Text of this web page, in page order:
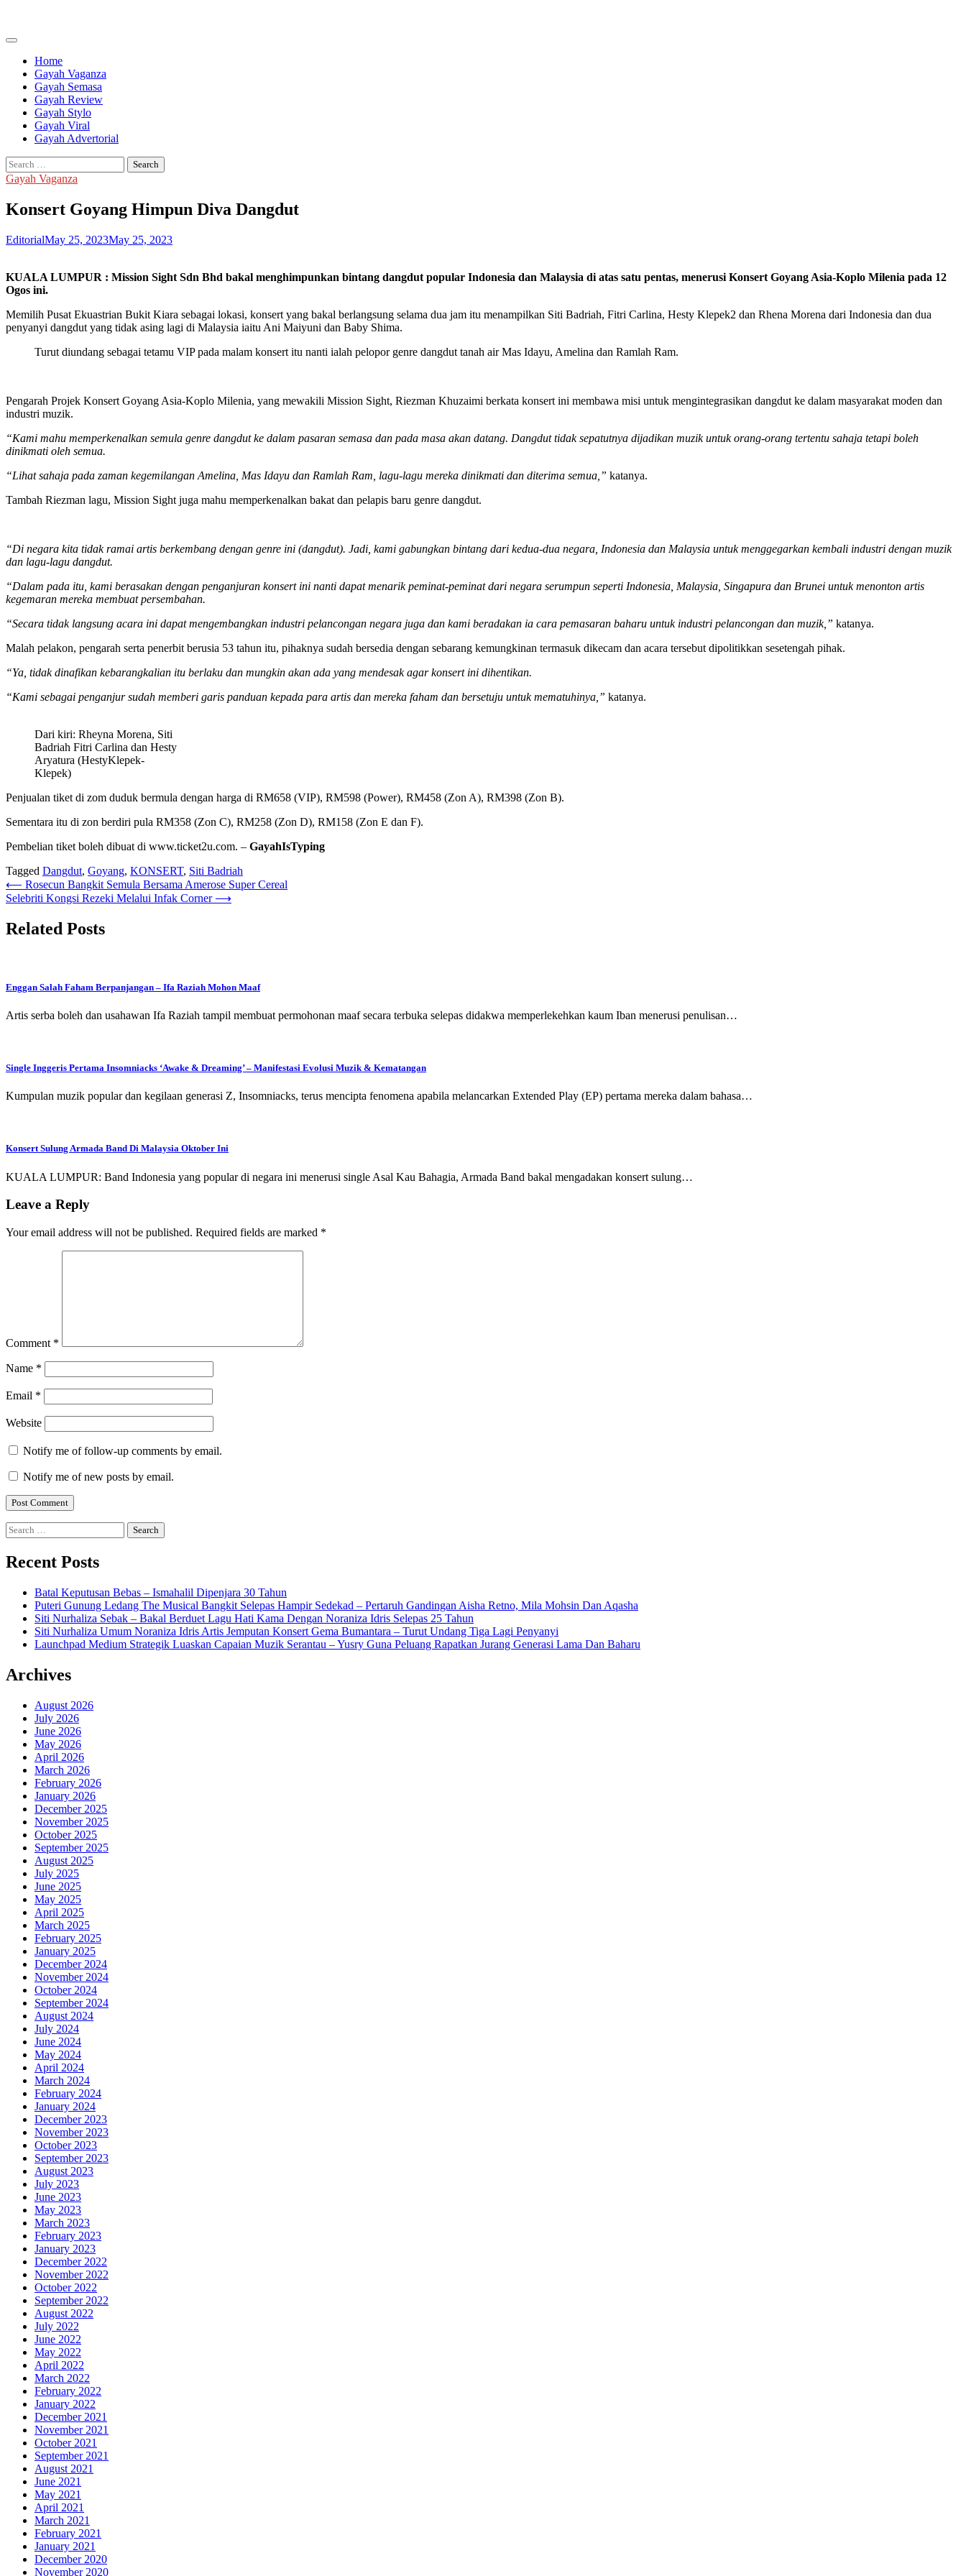
content
Home
Gayah Vaganza
Gayah Semasa
Gayah Review
Gayah Stylo
Gayah Viral
Gayah Advertorial
Search
for:
Gayah Vaganza
Konsert Goyang Himpun Diva Dangdut
EditorialMay 25, 2023May 25, 2023
KUALA LUMPUR : Mission Sight Sdn Bhd bakal menghimpunkan bintang dangdut popular Indonesia dan Malaysia di atas satu pentas, menerusi Konsert Goyang Asia-Koplo Milenia pada 12
Ogos ini.
Memilih Pusat Ekuastrian Bukit Kiara sebagai lokasi, konsert yang bakal berlangsung selama dua jam itu menampilkan Siti Badriah, Fitri Carlina, Hesty Klepek2 dan Rhena Morena dari Indonesia dan dua
penyanyi dangdut yang tidak asing lagi di Malaysia iaitu Ani Maiyuni dan Baby Shima.
Turut diundang sebagai tetamu VIP pada malam konsert itu nanti ialah pelopor genre dangdut tanah air Mas Idayu, Amelina dan Ramlah Ram.
Pengarah Projek Konsert Goyang Asia-Koplo Milenia, yang mewakili Mission Sight, Riezman Khuzaimi berkata konsert ini membawa misi untuk mengintegrasikan dangdut ke dalam masyarakat moden dan
industri muzik.
“Kami mahu memperkenalkan semula genre dangdut ke dalam pasaran semasa dan pada masa akan datang. Dangdut tidak sepatutnya dijadikan muzik untuk orang-orang tertentu sahaja tetapi boleh
dinikmati oleh semua.
“Lihat sahaja pada zaman kegemilangan Amelina, Mas Idayu dan Ramlah Ram, lagu-lagu mereka dinikmati dan diterima semua,” katanya.
Tambah Riezman lagu, Mission Sight juga mahu memperkenalkan bakat dan pelapis baru genre dangdut.
“Di negara kita tidak ramai artis berkembang dengan genre ini (dangdut). Jadi, kami gabungkan bintang dari kedua-dua negara, Indonesia dan Malaysia untuk menggegarkan kembali industri dengan muzik
dan lagu-lagu dangdut.
“Dalam pada itu, kami berasakan dengan penganjuran konsert ini nanti dapat menarik peminat-peminat dari negara serumpun seperti Indonesia, Malaysia, Singapura dan Brunei untuk menonton artis
kegemaran mereka membuat persembahan.
“Secara tidak langsung acara ini dapat mengembangkan industri pelancongan negara juga dan kami beradakan ia cara pemasaran baharu untuk industri pelancongan dan muzik,” katanya.
Malah pelakon, pengarah serta penerbit berusia 53 tahun itu, pihaknya sudah bersedia dengan sebarang kemungkinan termasuk dikecam dan acara tersebut dipolitikkan sesetengah pihak.
“Ya, tidak dinafikan kebarangkalian itu berlaku dan mungkin akan ada yang mendesak agar konsert ini dihentikan.
“Kami sebagai penganjur sudah memberi garis panduan kepada para artis dan mereka faham dan bersetuju untuk mematuhinya,” katanya.
Dari kiri: Rheyna Morena, Siti
Badriah Fitri Carlina dan Hesty
Aryatura (HestyKlepek-
Klepek)
Penjualan tiket di zom duduk bermula dengan harga di RM658 (VIP), RM598 (Power), RM458 (Zon A), RM398 (Zon B).
Sementara itu di zon berdiri pula RM358 (Zon C), RM258 (Zon D), RM158 (Zon E dan F).
Pembelian tiket boleh dibuat di www.ticket2u.com. – GayahIsTyping
Tagged Dangdut, Goyang, KONSERT, Siti Badriah
Post
navigation
⟵ Rosecun Bangkit Semula Bersama Amerose Super Cereal
Selebriti Kongsi Rezeki Melalui Infak Corner ⟶
Related Posts
Enggan Salah Faham Berpanjangan – Ifa Raziah Mohon Maaf
Artis serba boleh dan usahawan Ifa Raziah tampil membuat permohonan maaf secara terbuka selepas didakwa memperlekehkan kaum Iban menerusi penulisan…
Single Inggeris Pertama Insomniacks ‘Awake & Dreaming’ – Manifestasi Evolusi Muzik & Kematangan
Kumpulan muzik popular dan kegilaan generasi Z, Insomniacks, terus mencipta fenomena apabila melancarkan Extended Play (EP) pertama mereka dalam bahasa…
Konsert Sulung Armada Band Di Malaysia Oktober Ini
KUALA LUMPUR: Band Indonesia yang popular di negara ini menerusi single Asal Kau Bahagia, Armada Band bakal mengadakan konsert sulung…
Leave a Reply
Your email address will not be published. Required fields are marked *
Comment *
Name *
Email *
Website
Notify me of follow-up comments by email.
Notify me of new posts by email.
Search
for:
Recent Posts
Batal Keputusan Bebas – Ismahalil Dipenjara 30 Tahun
Puteri Gunung Ledang The Musical Bangkit Selepas Hampir Sedekad – Pertaruh Gandingan Aisha Retno, Mila Mohsin Dan Aqasha
Siti Nurhaliza Sebak – Bakal Berduet Lagu Hati Kama Dengan Noraniza Idris Selepas 25 Tahun
Siti Nurhaliza Umum Noraniza Idris Artis Jemputan Konsert Gema Bumantara – Turut Undang Tiga Lagi Penyanyi
Launchpad Medium Strategik Luaskan Capaian Muzik Serantau – Yusry Guna Peluang Rapatkan Jurang Generasi Lama Dan Baharu
Archives
August 2026
July 2026
June 2026
May 2026
April 2026
March 2026
February 2026
January 2026
December 2025
November 2025
October 2025
September 2025
August 2025
July 2025
June 2025
May 2025
April 2025
March 2025
February 2025
January 2025
December 2024
November 2024
October 2024
September 2024
August 2024
July 2024
June 2024
May 2024
April 2024
March 2024
February 2024
January 2024
December 2023
November 2023
October 2023
September 2023
August 2023
July 2023
June 2023
May 2023
March 2023
February 2023
January 2023
December 2022
November 2022
October 2022
September 2022
August 2022
July 2022
June 2022
May 2022
April 2022
March 2022
February 2022
January 2022
December 2021
November 2021
October 2021
September 2021
August 2021
June 2021
May 2021
April 2021
March 2021
February 2021
January 2021
December 2020
November 2020